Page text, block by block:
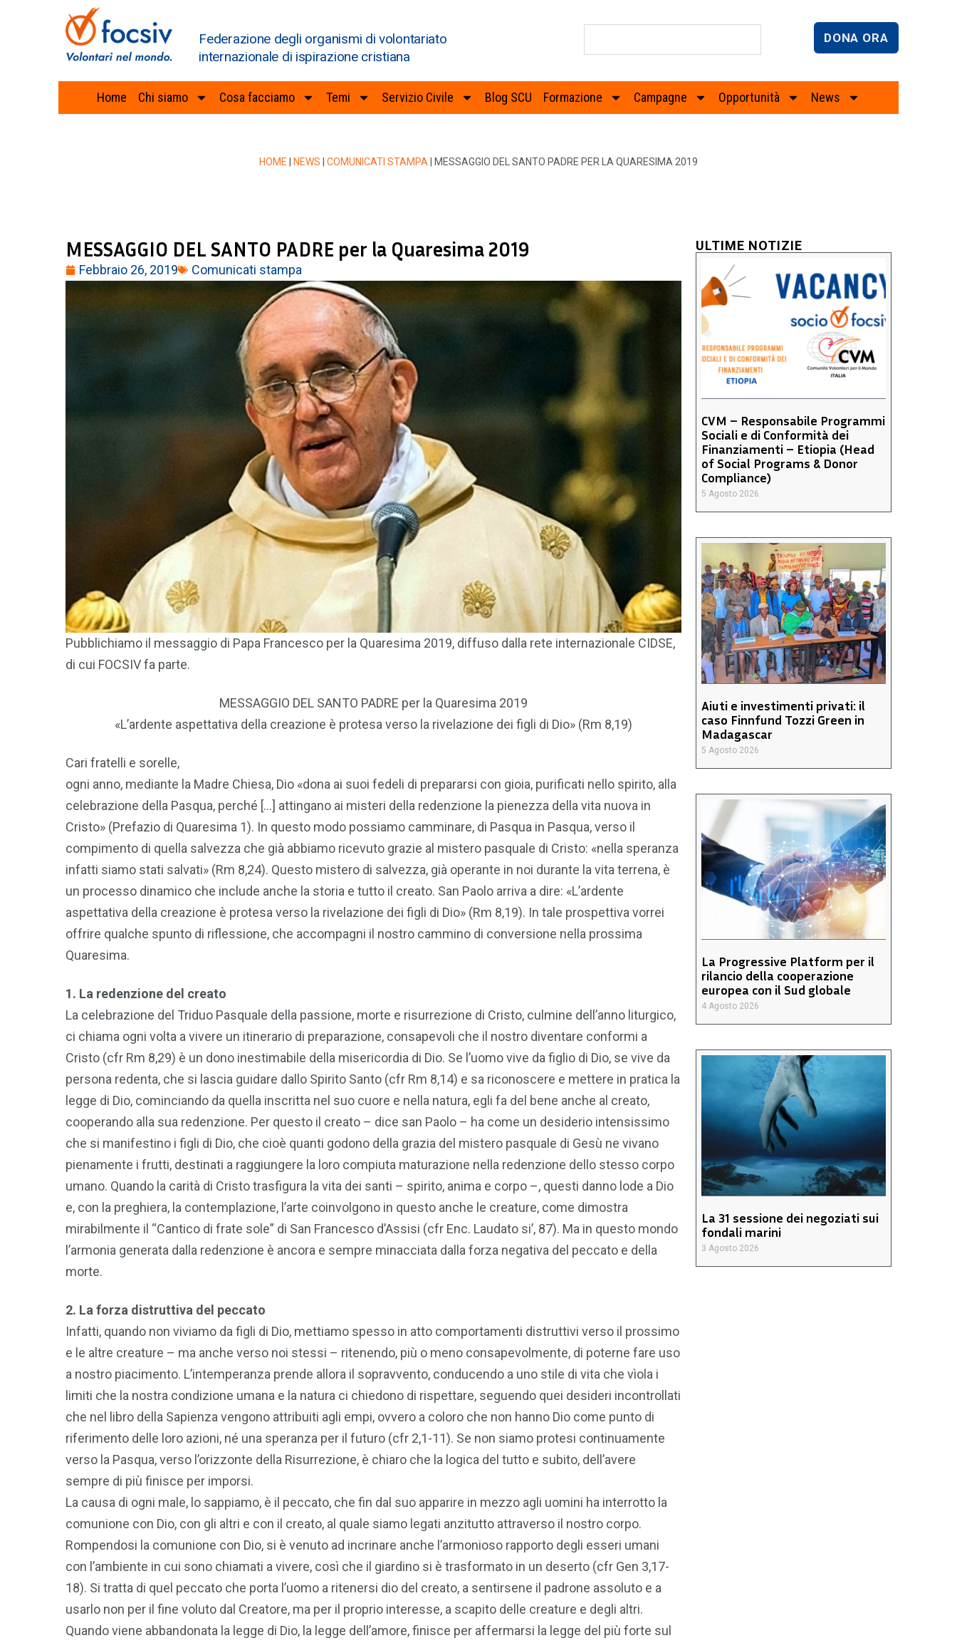
Federazione degli organismi di volontariato
internazionale di ispirazione cristiana
DONA ORA
Home Chi siamo Cosa facciamo Temi Servizio Civile Blog SCU Formazione Campagne Opportunità News
HOME NEWS COMUNICATI STAMPA MESSAGGIO DEL SANTO PADRE PER LA QUARESIMA 2019
MESSAGGIO DEL SANTO PADRE per la Quaresima 2019
Febbraio 26, 2019 Comunicati stampa
Pubblichiamo il messaggio di Papa Francesco per la Quaresima 2019, diffuso dalla rete internazionale CIDSE,
di cui FOCSIV fa parte.
MESSAGGIO DEL SANTO PADRE per la Quaresima 2019
«L’ardente aspettativa della creazione è protesa verso la rivelazione dei figli di Dio» (Rm 8,19)
Cari fratelli e sorelle,
ogni anno, mediante la Madre Chiesa, Dio «dona ai suoi fedeli di prepararsi con gioia, purificati nello spirito, alla
celebrazione della Pasqua, perché […] attingano ai misteri della redenzione la pienezza della vita nuova in
Cristo» (Prefazio di Quaresima 1). In questo modo possiamo camminare, di Pasqua in Pasqua, verso il
compimento di quella salvezza che già abbiamo ricevuto grazie al mistero pasquale di Cristo: «nella speranza
infatti siamo stati salvati» (Rm 8,24). Questo mistero di salvezza, già operante in noi durante la vita terrena, è
un processo dinamico che include anche la storia e tutto il creato. San Paolo arriva a dire: «L’ardente
aspettativa della creazione è protesa verso la rivelazione dei figli di Dio» (Rm 8,19). In tale prospettiva vorrei
offrire qualche spunto di riflessione, che accompagni il nostro cammino di conversione nella prossima
Quaresima.
1. La redenzione del creato
La celebrazione del Triduo Pasquale della passione, morte e risurrezione di Cristo, culmine dell’anno liturgico,
ci chiama ogni volta a vivere un itinerario di preparazione, consapevoli che il nostro diventare conformi a
Cristo (cfr Rm 8,29) è un dono inestimabile della misericordia di Dio. Se l’uomo vive da figlio di Dio, se vive da
persona redenta, che si lascia guidare dallo Spirito Santo (cfr Rm 8,14) e sa riconoscere e mettere in pratica la
legge di Dio, cominciando da quella inscritta nel suo cuore e nella natura, egli fa del bene anche al creato,
cooperando alla sua redenzione. Per questo il creato – dice san Paolo – ha come un desiderio intensissimo
che si manifestino i figli di Dio, che cioè quanti godono della grazia del mistero pasquale di Gesù ne vivano
pienamente i frutti, destinati a raggiungere la loro compiuta maturazione nella redenzione dello stesso corpo
umano. Quando la carità di Cristo trasfigura la vita dei santi – spirito, anima e corpo –, questi danno lode a Dio
e, con la preghiera, la contemplazione, l’arte coinvolgono in questo anche le creature, come dimostra
mirabilmente il “Cantico di frate sole” di San Francesco d’Assisi (cfr Enc. Laudato si’, 87). Ma in questo mondo
l’armonia generata dalla redenzione è ancora e sempre minacciata dalla forza negativa del peccato e della
morte.
2. La forza distruttiva del peccato
Infatti, quando non viviamo da figli di Dio, mettiamo spesso in atto comportamenti distruttivi verso il prossimo
e le altre creature – ma anche verso noi stessi – ritenendo, più o meno consapevolmente, di poterne fare uso
a nostro piacimento. L’intemperanza prende allora il sopravvento, conducendo a uno stile di vita che vìola i
limiti che la nostra condizione umana e la natura ci chiedono di rispettare, seguendo quei desideri incontrollati
che nel libro della Sapienza vengono attribuiti agli empi, ovvero a coloro che non hanno Dio come punto di
riferimento delle loro azioni, né una speranza per il futuro (cfr 2,1-11). Se non siamo protesi continuamente
verso la Pasqua, verso l’orizzonte della Risurrezione, è chiaro che la logica del tutto e subito, dell’avere
sempre di più finisce per imporsi.
La causa di ogni male, lo sappiamo, è il peccato, che fin dal suo apparire in mezzo agli uomini ha interrotto la
comunione con Dio, con gli altri e con il creato, al quale siamo legati anzitutto attraverso il nostro corpo.
Rompendosi la comunione con Dio, si è venuto ad incrinare anche l’armonioso rapporto degli esseri umani
con l’ambiente in cui sono chiamati a vivere, così che il giardino si è trasformato in un deserto (cfr Gen 3,17-
18). Si tratta di quel peccato che porta l’uomo a ritenersi dio del creato, a sentirsene il padrone assoluto e a
usarlo non per il fine voluto dal Creatore, ma per il proprio interesse, a scapito delle creature e degli altri.
Quando viene abbandonata la legge di Dio, la legge dell’amore, finisce per affermarsi la legge del più forte sul
ULTIME NOTIZIE
CVM – Responsabile Programmi
Sociali e di Conformità dei
Finanziamenti – Etiopia (Head
of Social Programs & Donor
Compliance)
5 Agosto 2026
Aiuti e investimenti privati: il
caso Finnfund Tozzi Green in
Madagascar
5 Agosto 2026
La Progressive Platform per il
rilancio della cooperazione
europea con il Sud globale
4 Agosto 2026
La 31 sessione dei negoziati sui
fondali marini
3 Agosto 2026